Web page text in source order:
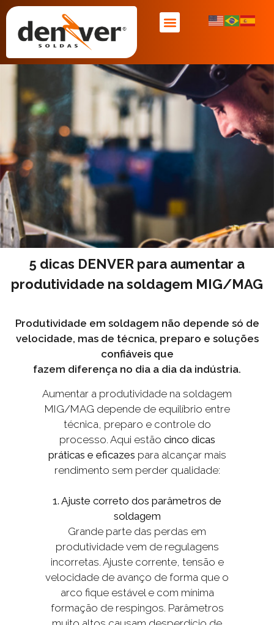
5 dicas DENVER para aumentar a
produtividade na soldagem MIG/MAG
Produtividade em soldagem não depende só de
velocidade, mas de técnica, preparo e soluções
confiáveis que
fazem diferença no dia a dia da indústria.
Aumentar a produtividade na soldagem
MIG/MAG depende de equilíbrio entre
técnica, preparo e controle do
processo. Aqui estão cinco dicas
práticas e eficazes para alcançar mais
rendimento sem perder qualidade:
1. Ajuste correto dos parâmetros de
soldagem
Grande parte das perdas em
produtividade vem de regulagens
incorretas. Ajuste corrente, tensão e
velocidade de avanço de forma que o
arco fique estável e com mínima
formação de respingos. Parâmetros